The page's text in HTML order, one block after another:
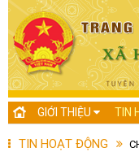
GIỚI THIỆU TIN
TIN HOẠT ĐỘNG